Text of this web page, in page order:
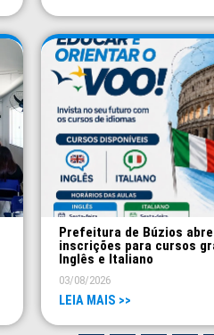
Prefeitura de Búzios abre
inscrições para cursos
Inglês e Italiano
03/08/2026
LEIA MAIS >>